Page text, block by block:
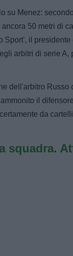
su Menez:
50 metri di
Sport', il
arbitri di serie A,
dell'arbitro Russo
il
da
squadra.